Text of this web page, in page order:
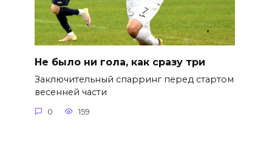
Не было ни гола, как сразу три
Заключительный спарринг перед стартом
весенней части
0 159